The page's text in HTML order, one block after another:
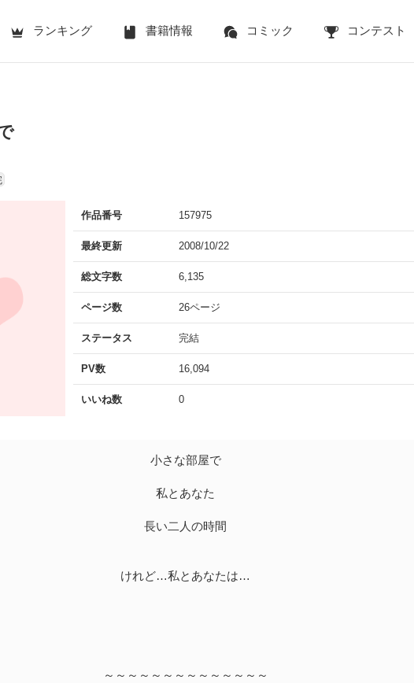
ランキング 書籍情報 コミック コンテスト
作品番号 157975
最終更新 2008/10/22
総文字数 6,135
ページ数 26ページ
ステータス 完結
PV数 16,094
いいね数 0
小さな部屋で
私とあなた
長い二人の時間
けれど…私とあなたは…
～～～～～～～～～～～～～～